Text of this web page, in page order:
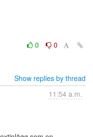
0
0
Show replies by thread
11:54 a.m.